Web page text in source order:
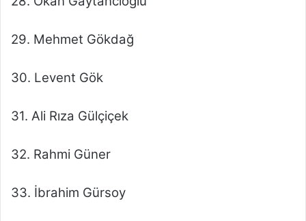
29. Mehmet Gökdağ
30. Levent Gök
31. Ali Rıza Gülçiçek
32. Rahmi Güner
33. İbrahim Gürsoy